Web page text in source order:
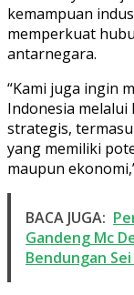
kemampuan
memperkuat
antarnegara.
“Kami juga ingin
Indonesia
strategis,
yang memiliki
maupun
BACA JUGA:
Gandeng Mc
Bendungan